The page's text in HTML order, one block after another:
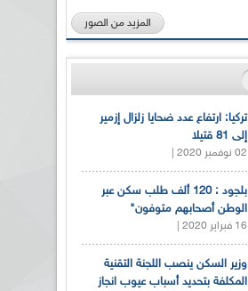
المزيد من الصور
تركيا: ارتفاع عدد ضحايا زلزال إزمير
إلى 81 قتيلا
02 نوفمبر 2020 |
بلجود : 120 ألف طلب سكن عبر
الوطن أصحابهم متوفون"
16 فبراير 2020 |
وزير السكن ينصب اللجنة التقنية
المكلفة بتحديد أسباب عيوب انجاز